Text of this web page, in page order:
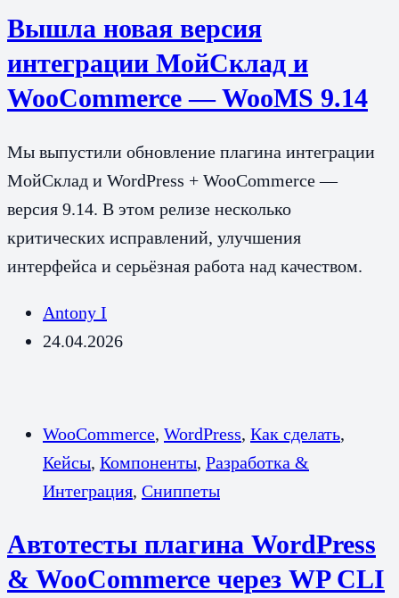
Вышла новая версия
интеграции МойСклад и
WooCommerce — WooMS 9.14
Мы выпустили обновление плагина интеграции
МойСклад и WordPress + WooCommerce —
версия 9.14. В этом релизе несколько
критических исправлений, улучшения
интерфейса и серьёзная работа над качеством.
Antony I
24.04.2026
WooCommerce, WordPress, Как сделать,
Кейсы, Компоненты, Разработка &
Интеграция, Сниппеты
Автотесты плагина WordPress
& WooCommerce через WP CLI